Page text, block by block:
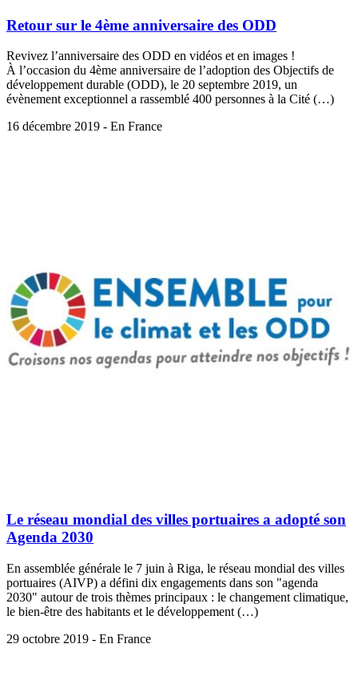
Retour sur le 4ème anniversaire des ODD
Revivez l’anniversaire des ODD en vidéos et en images !
À l’occasion du 4ème anniversaire de l’adoption des Objectifs de
développement durable (ODD), le 20 septembre 2019, un
évènement exceptionnel a rassemblé 400 personnes à la Cité (…)
16 décembre 2019 - En France
Le réseau mondial des villes portuaires a adopté son
Agenda 2030
En assemblée générale le 7 juin à Riga, le réseau mondial des villes
portuaires (AIVP) a défini dix engagements dans son "agenda
2030" autour de trois thèmes principaux : le changement climatique,
le bien-être des habitants et le développement (…)
29 octobre 2019 - En France